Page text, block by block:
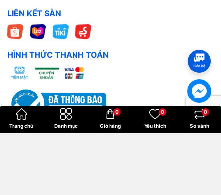
LIÊN KẾT SÀN
HÌNH THỨC THANH TOÁN
Trang chủ Danh mục Giỏ hàng
0
Yêu thích
0
So sánh
0